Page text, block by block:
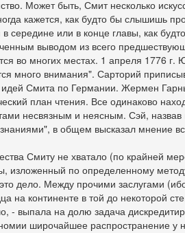
Может быть, Смит несколько
кажется, как будто бы
середине или в конце главы, как
выводом из всего
во многих местах. 1 апреля 1776 г.
много внимания". Сарторий
идей Смита по Германии. Жермен
план чтения. Все одинаково
несвязным и неясным. Сэй,
в общем высказал мнение
Смиту не хватало (по крайней
изложенный по определенному
дело. Между прочими заслугами
на континенте в той до некоторой
- выпала на долю задача
широчайшее распространение у